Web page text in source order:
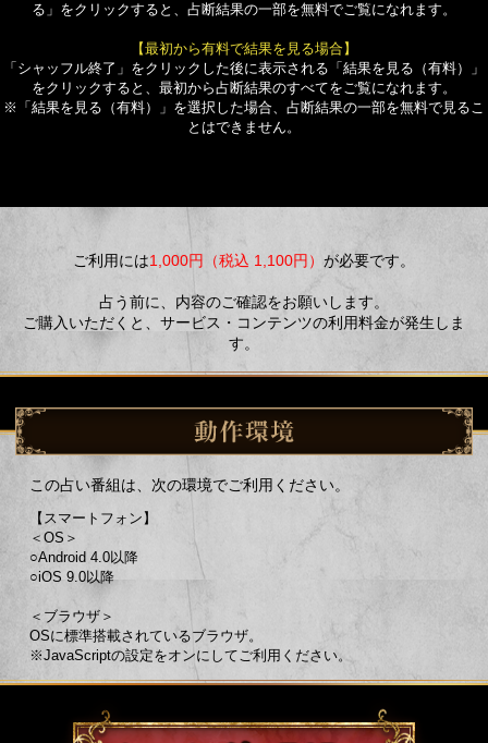
る」をクリックすると、占断結果の一部を無料でご覧になれます。
【最初から有料で結果を見る場合】
「シャッフル終了」をクリックした後に表示される「結果を見る（有料）」
をクリックすると、最初から占断結果のすべてをご覧になれます。
※「結果を見る（有料）」を選択した場合、占断結果の一部を無料で見るこ
とはできません。
ご利用には1,000円（税込 1,100円） が必要です。
占う前に、内容のご確認をお願いします。
ご購入いただくと、サービス・コンテンツの利用料金が発生しま
す。
この占い番組は、次の環境でご利用ください。
【スマートフォン】
＜OS＞
○Android 4.0以降
○iOS 9.0以降
＜ブラウザ＞
OSに標準搭載されているブラウザ。
※JavaScriptの設定をオンにしてご利用ください。